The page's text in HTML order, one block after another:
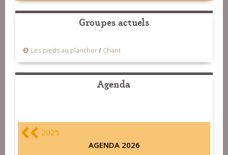
Groupes actuels
Les pieds au plancher/ Chant
Agenda
2025
AGENDA 2026